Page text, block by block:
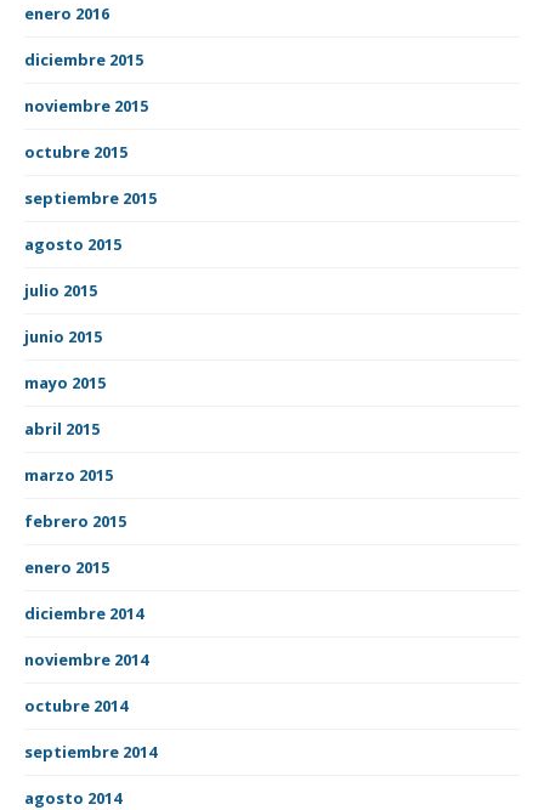
enero 2016
diciembre 2015
noviembre 2015
octubre 2015
septiembre 2015
agosto 2015
julio 2015
junio 2015
mayo 2015
abril 2015
marzo 2015
febrero 2015
enero 2015
diciembre 2014
noviembre 2014
octubre 2014
septiembre 2014
agosto 2014